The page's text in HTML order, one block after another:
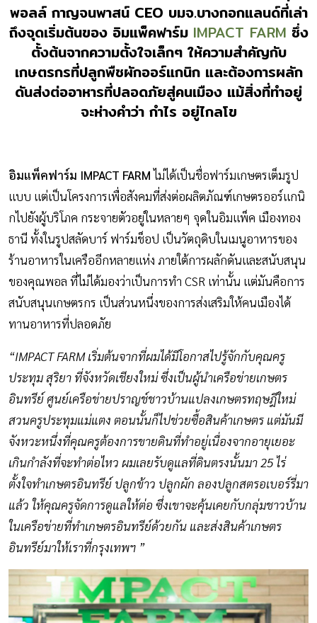
พอลล์ กาญจนพาสน์ CEO บมจ.บางกอกแลนด์ที่เล่า
ถึงจุดเริ่มต้นของ อิมแพ็คฟาร์ม IMPACT FARM ซึ่ง
ตั้งต้นจากความตั้งใจเล็กๆ ให้ความสำคัญกับ
เกษตรกรที่ปลูกพืชผักออร์แกนิก และต้องการผลัก
ดันส่งต่ออาหารที่ปลอดภัยสู่คนเมือง แม้สิ่งที่ทำอยู่
จะห่างคำว่า กำไร อยู่ไกลโข
อิมแพ็คฟาร์ม IMPACT FARMไม่ได้เป็นชื่อฟาร์มเกษตรเต็มรูป
แบบ แต่เป็นโครงการเพื่อสังคมที่ส่งต่อผลิตภัณฑ์เกษตรออร์แกนิ
กไปยังผู้บริโภค กระจายตัวอยู่ในหลายๆ จุดในอิมแพ็ค เมืองทอง
ธานี ทั้งในรูปสลัดบาร์ ฟาร์มช็อป เป็นวัตถุดิบในเมนูอาหารของ
ร้านอาหารในเครืออีกหลายแห่ง ภายใต้การผลักดันและสนับสนุน
ของคุณพอล ที่ไม่ได้มองว่าเป็นการทำ CSR เท่านั้น แต่มันคือการ
สนับสนุนเกษตรกร เป็นส่วนหนึ่งของการส่งเสริมให้คนเมืองได้
ทานอาหารที่ปลอดภัย
“IMPACT FARM เริ่มต้นจากที่ผมได้มีโอกาสไปรู้จักกับคุณครู
ประทุม สุริยา ที่จังหวัดเชียงใหม่ ซึ่งเป็นผู้นำเครือข่ายเกษตร
อินทรีย์ ศูนย์เครือข่ายปราญช์ชาวบ้านแปลงเกษตรทฤษฎีใหม่
สวนครูประทุมแม่แตง ตอนนั้นก็ไปช่วยซื้อสินค้าเกษตร แต่มันมี
จังหวะหนึ่งที่คุณครูต้องการขายดินที่ทำอยู่เนื่องจากอายุเยอะ
เกินกำลังที่จะทำต่อไหว ผมเลยรับดูแลที่ดินตรงนั้นมา 25 ไร่
ตั้งใจทำเกษตรอินทรีย์ ปลูกข้าว ปลูกผัก ลองปลูกสตรอเบอร์รี่มา
แล้ว ให้คุณครูจัดการดูแลให้ต่อ ซึ่งเขาจะคุ้นเคยกับกลุ่มชาวบ้าน
ในเครือข่ายที่ทำเกษตรอินทรีย์ด้วยกัน และส่งสินค้าเกษตร
อินทรีย์มาให้เราที่กรุงเทพฯ ”